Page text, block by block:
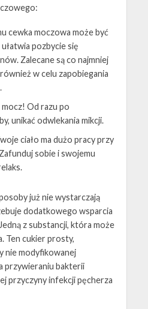
cewka moczowa może być
pozbycie się
Zalecane są co najmniej
w celu zapobiegania
Od razu po
unikać odwlekania mikcji.
ciało ma dużo pracy przy
sobie i swojemu
już nie wystarczają
dodatkowego wsparcia
z substancji, która może
Ten cukier prosty,
nie modyfikowanej
przywieraniu bakterii
przyczyny infekcji pęcherza